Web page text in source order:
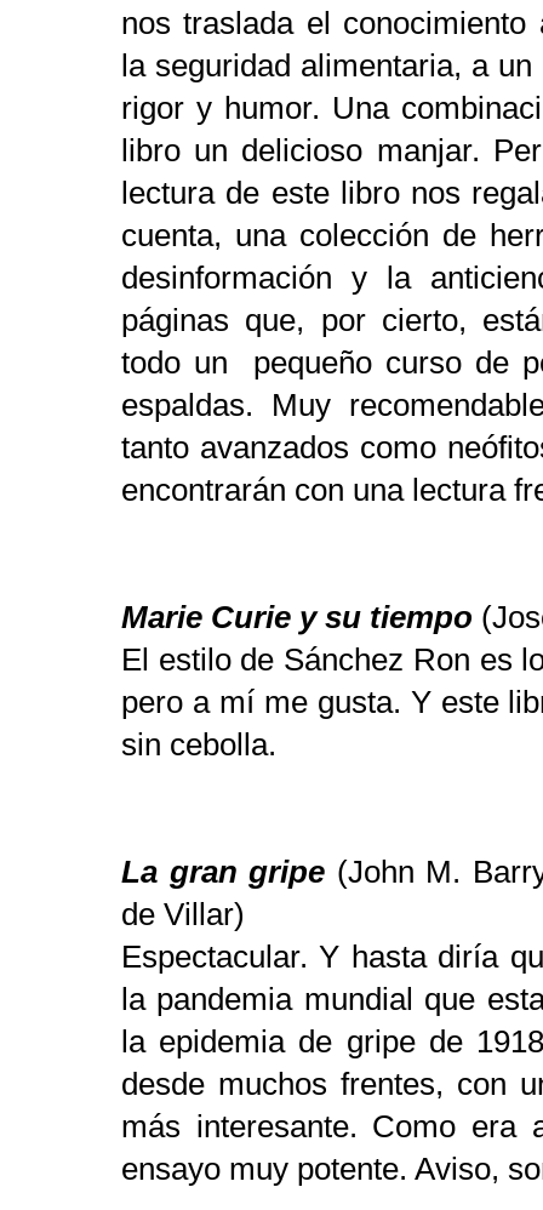
nos traslada el
la seguridad alimentaria, a
rigor y humor. Una
libro un delicioso manjar.
lectura de este libro nos
cuenta, una colección de
desinformación y la
páginas que, por cierto,
todo un pequeño curso de
espaldas. Muy
tanto avanzados como
encontrarán con una lectura
Marie Curie y su tiempo
El estilo de Sánchez Ron es
pero a mí me gusta. Y este
sin cebolla.
La gran gripe (John M.
de Villar)
Espectacular. Y hasta diría
la pandemia mundial que
la epidemia de gripe de
desde muchos frentes, con
más interesante. Como era
ensayo muy potente. Aviso,